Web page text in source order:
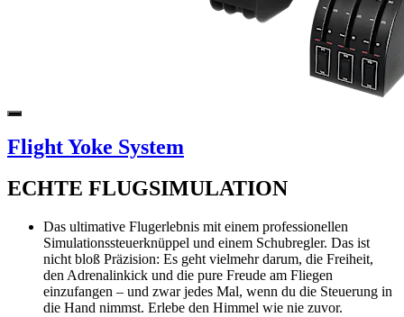
Flight Yoke System
ECHTE FLUGSIMULATION
Das ultimative Flugerlebnis mit einem professionellen
Simulationssteuerknüppel und einem Schubregler. Das ist
nicht bloß Präzision: Es geht vielmehr darum, die Freiheit,
den Adrenalinkick und die pure Freude am Fliegen
einzufangen – und zwar jedes Mal, wenn du die Steuerung in
die Hand nimmst. Erlebe den Himmel wie nie zuvor.